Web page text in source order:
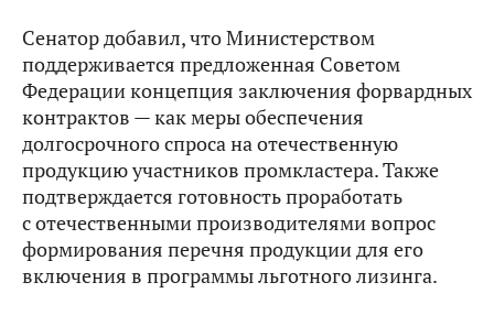
Сенатор добавил, что Министерством
поддерживается предложенная Советом
Федерации концепция заключения форвардных
контрактов — как меры обеспечения
долгосрочного спроса на отечественную
продукцию участников промкластера. Также
подтверждается готовность проработать
с отечественными производителями вопрос
формирования перечня продукции для его
включения в программы льготного лизинга.